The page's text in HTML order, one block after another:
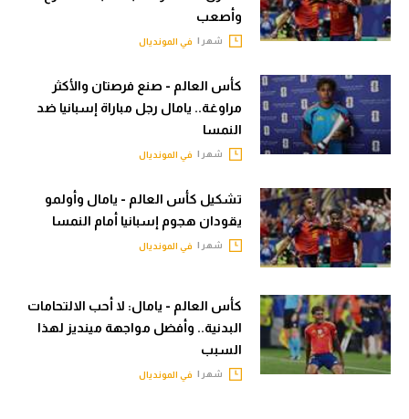
وأصعب
شهر | في المونديال
كأس العالم - صنع فرصتان والأكثر
مراوغة.. يامال رجل مباراة إسبانيا ضد
النمسا
شهر | في المونديال
تشكيل كأس العالم - يامال وأولمو
يقودان هجوم إسبانيا أمام النمسا
شهر | في المونديال
كأس العالم - يامال: لا أحب الالتحامات
البدنية.. وأفضل مواجهة مينديز لهذا
السبب
شهر | في المونديال